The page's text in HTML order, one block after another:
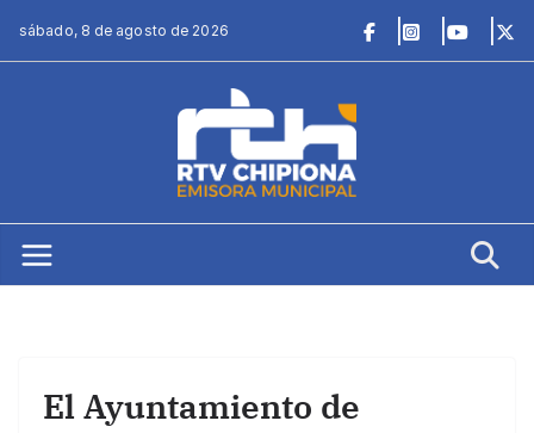
sábado, 8 de agosto de 2026
El Ayuntamiento de